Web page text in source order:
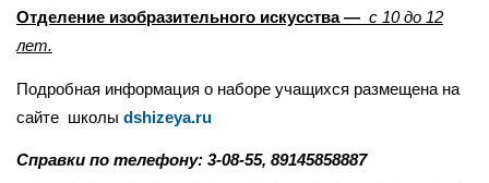
Отделение изобразительного искусства — с 10 до 12
лет.
Подробная информация о наборе учащихся размещена на
сайте школы dshizeya.ru
Справки по телефону: 3-08-55, 89145858887